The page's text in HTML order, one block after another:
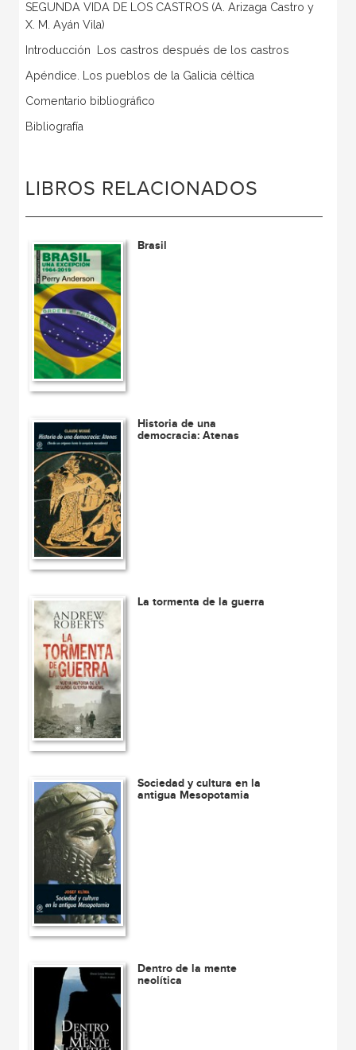
SEGUNDA VIDA DE LOS CASTROS (A. Arizaga Castro y
X. M. Ayán Vila)
Introducción  Los castros después de los castros
Apéndice. Los pueblos de la Galicia céltica
Comentario bibliográfico
Bibliografía
LIBROS RELACIONADOS
Brasil
Historia de una
democracia: Atenas
La tormenta de la guerra
Sociedad y cultura en la
antigua Mesopotamia
Dentro de la mente
neolítica